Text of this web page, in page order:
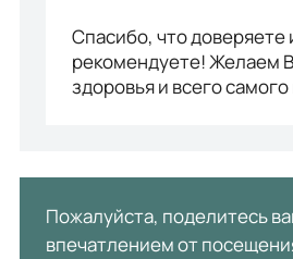
Спасибо, что доверяете
рекомендуете! Желаем
здоровья и всего
Пожалуйста, поделитесь
впечатлением от